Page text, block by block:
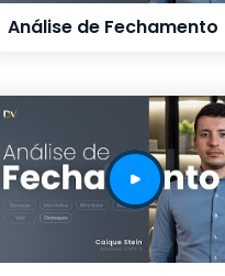
Análise de Fechamento